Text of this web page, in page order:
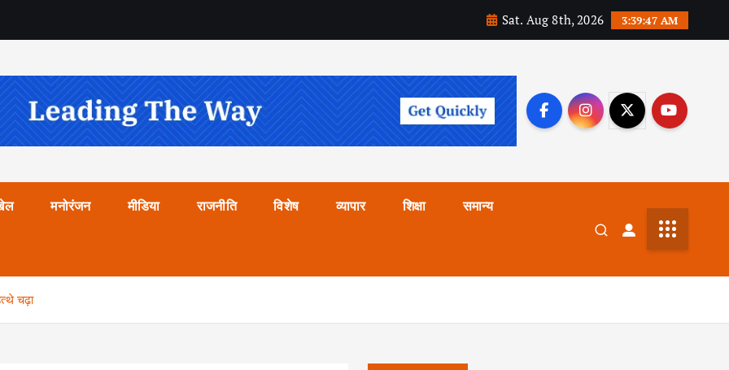
Sat. Aug 8th, 2026 3:39:48 AM
मनोरंजन मीडिया राजनीति विशेष व्यापार शिक्षा समान्य
चढ़ा